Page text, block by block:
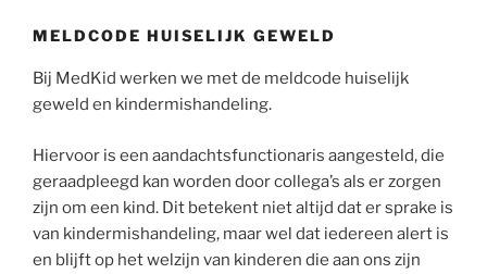
MELDCODE HUISELIJK GEWELD
Bij MedKid werken we met de meldcode huiselijk
geweld en kindermishandeling.
Hiervoor is een aandachtsfunctionaris aangesteld, die
geraadpleegd kan worden door collega’s als er zorgen
zijn om een kind. Dit betekent niet altijd dat er sprake is
van kindermishandeling, maar wel dat iedereen alert is
en blijft op het welzijn van kinderen die aan ons zijn